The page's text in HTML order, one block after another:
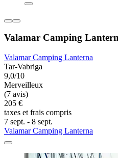
Valamar Camping
Valamar Camping Lanterna
Tar-Vabriga
9,0/10
Merveilleux
(7 avis)
205 €
taxes et frais compris
7 sept. - 8 sept.
Valamar Camping Lanterna